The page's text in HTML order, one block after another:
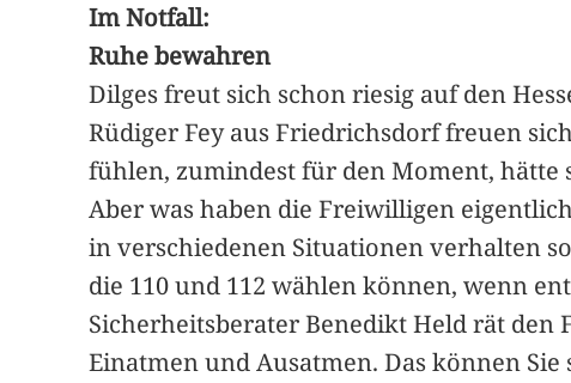
Im Notfall:
Ruhe bewahren
Dilges freut sich schon riesig auf den
Rüdiger Fey aus Friedrichsdorf freuen
fühlen, zumindest für den Moment, hätte
Aber was haben die Freiwilligen
in verschiedenen Situationen verhalten
die 110 und 112 wählen können, wenn
Sicherheitsberater Benedikt Held rät den
Einatmen und Ausatmen. Das können